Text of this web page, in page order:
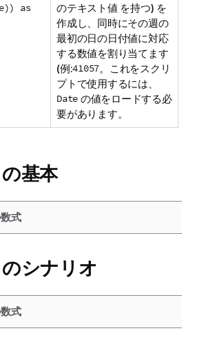
as
のテキスト値 を持つ) を
作成し、同時にその週の
最初の日の日付値に対応
する数値を割り当てます
(例:41057。これをスクリ
プトで使用するには、
Date の値をロードする必
要があります。
基本
式
シナリオ
式